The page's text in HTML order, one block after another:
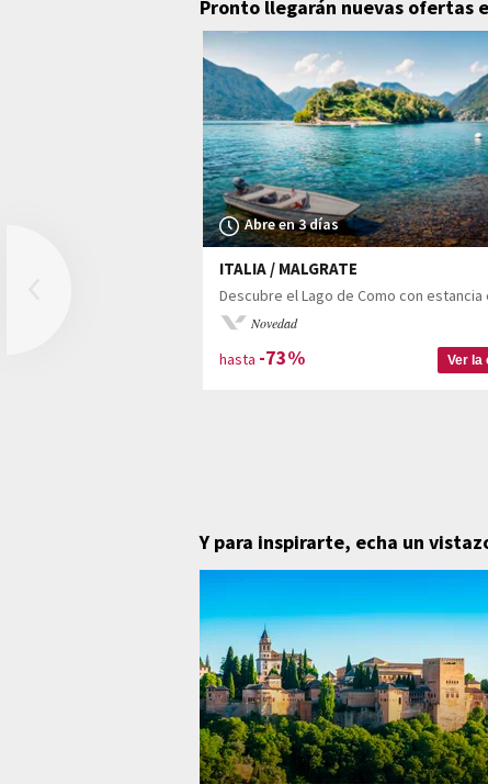
Pronto llegarán nuevas ofertas
Abre en 3 días
ITALIA / MALGRATE
Novedad
hasta -73% Ver la
Y para inspirarte, echa un